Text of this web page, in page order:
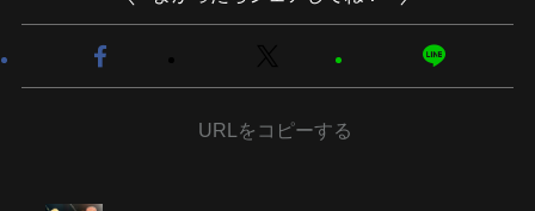
URLをコピーする